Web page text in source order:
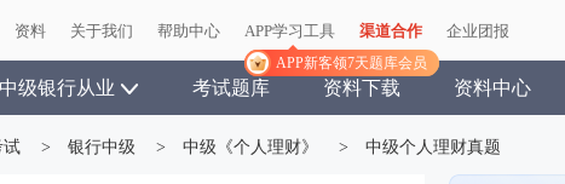
资料 关于我们 帮助中心 APP学习工具
APP新客领7天题库会员
渠道合作 企业团报
资料 关于我们 帮助中心 APP学习工具
APP新客领7天题库会员
渠道合作 企业团报
中级银行从业 考试题库 资料下载 资料中心
试 > 银行中级 > 中级《个人理财》 > 中级个人理财真题